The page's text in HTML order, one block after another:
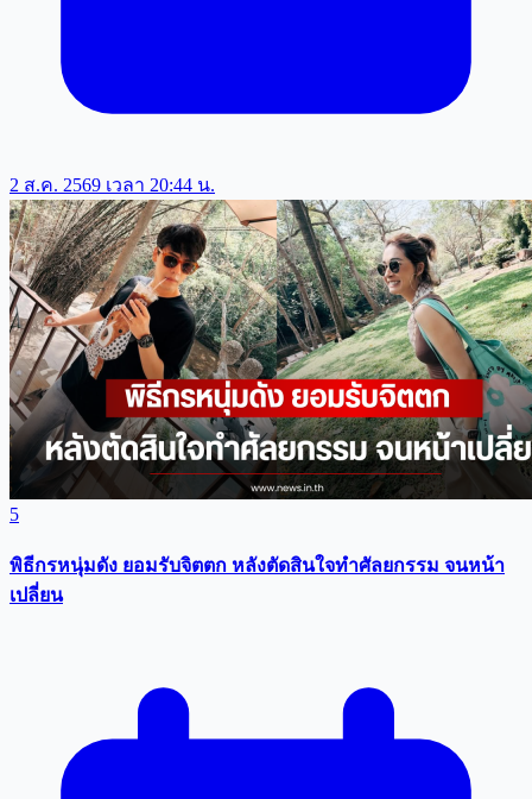
2 ส.ค. 2569 เวลา 20:44 น.
5
พิธีกรหนุ่มดัง ยอมรับจิตตก หลังตัดสินใจทำศัลยกรรม จนหน้า
เปลี่ยน